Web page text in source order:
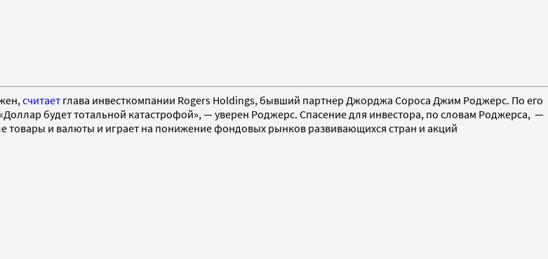
считает глава инвесткомпании Rogers Holdings, бывший партнер Джорджа Сороса Джим Роджерс. По его
будет тотальной катастрофой», — уверен Роджерс. Спасение для инвестора, по словам Роджерса, —
и валюты и играет на понижение фондовых рынков развивающихся стран и акций